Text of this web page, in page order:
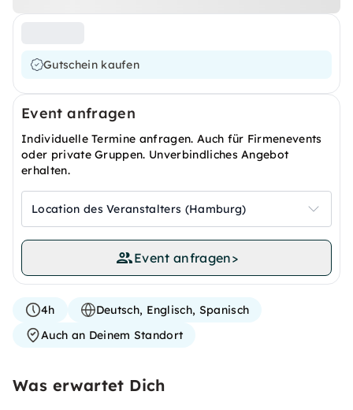
Gutschein kaufen
Event anfragen
Individuelle Termine anfragen. Auch für Firmenevents
oder private Gruppen. Unverbindliches Angebot
erhalten.
Location des Veranstalters (Hamburg)
Event anfragen>
4h
Deutsch, Englisch, Spanisch
Auch an Deinem Standort
Was erwartet Dich